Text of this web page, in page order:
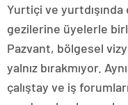
Yurtiçi ve
gezilerine üyelerle
Pazvant, bölgesel
yalnız bırakmıyor.
çalıştay ve iş